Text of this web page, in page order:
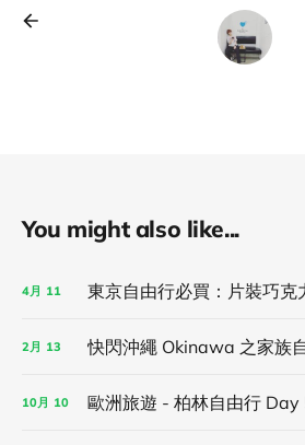
You might also like...
4月 11
2月 13
10月 10